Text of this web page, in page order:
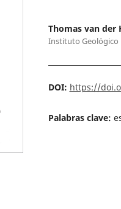
Thomas van der
Instituto Geológico
DOI: https://
Palabras clave: